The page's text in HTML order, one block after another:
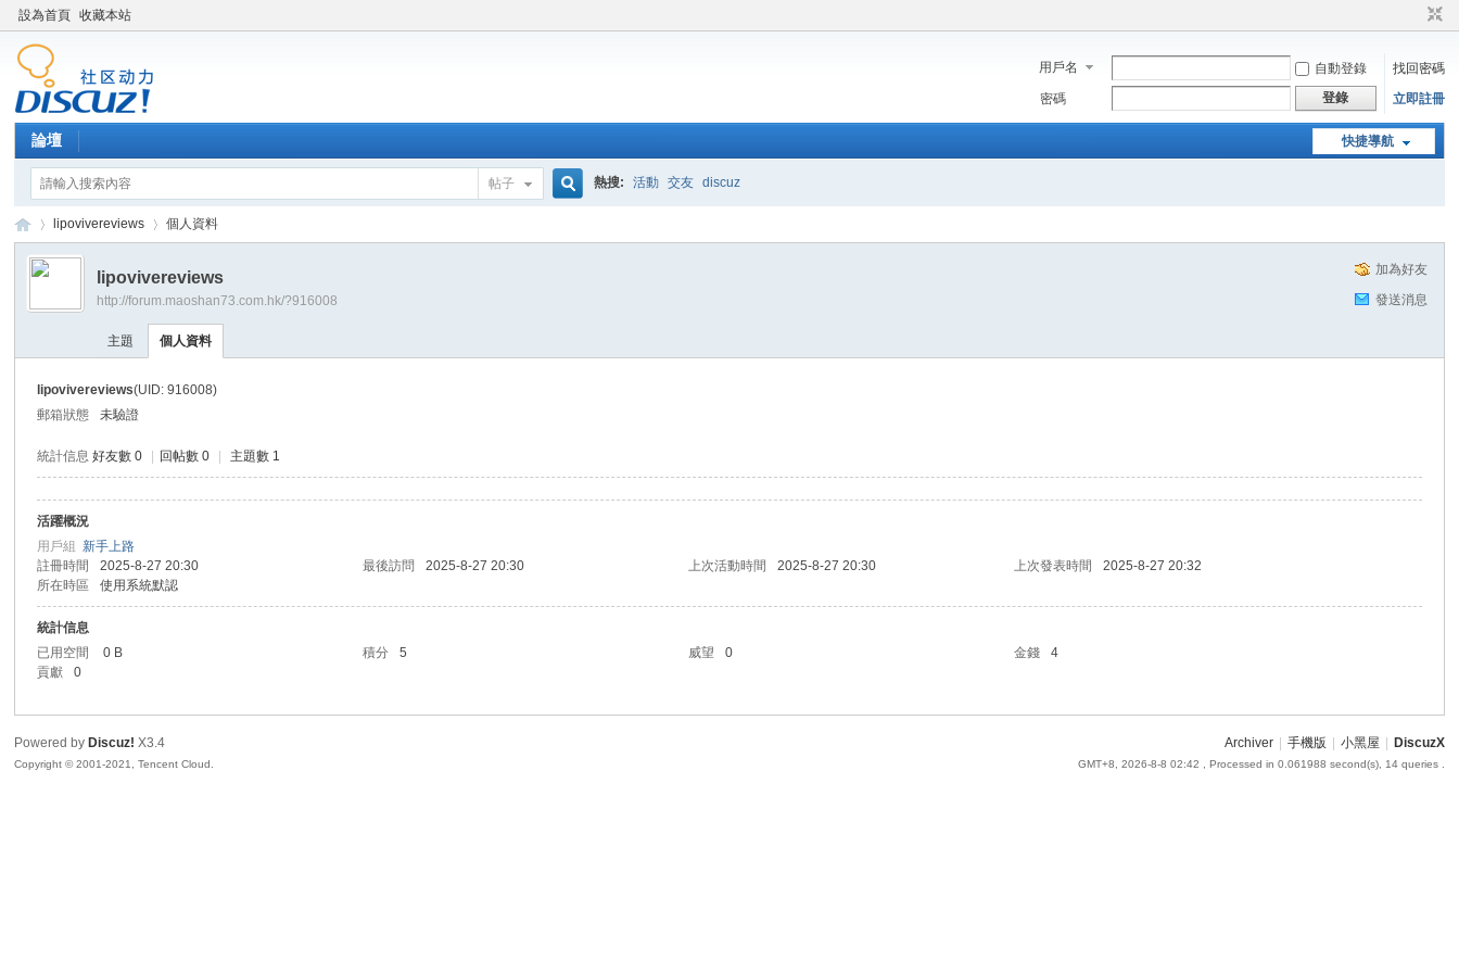
設為首頁 收藏本站
用戶名 自動登錄
找回密碼
密碼
登錄 立即註冊
快捷導航
論壇
帖子 熱搜: 活動 交友 discuz
uz!
›
lipovivereviews 個人資料
加為好友
發送消息
lipovivereviews
http://forum.maoshan73.com.hk/?916008
主題 個人資料
lipovivereviews(UID: 916008)
郵箱狀態
未驗證
統計信息 好友數 0 回帖數 0 主題數 1
活躍概況
用戶組新手上路
註冊時間
2025-8-27 20:30 最後訪問 2025-8-27 20:30 上次活動時間 2025-8-27 20:30 上次發表時間
2025-8-27 20:32
所在時區
使用系統默認
統計信息
已用空間
0 B 積分 5 威望 0 金錢
4
貢獻
0
Archiver 手機版 小黑屋 DiscuzX
GMT+8, 2026-8-8 02:42 , Processed in 0.061988 second(s), 14 queries .
Powered by Discuz! X3.4
Copyright © 2001-2021, Tencent Cloud.